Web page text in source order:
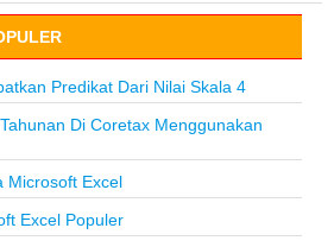
Predikat Dari Nilai Skala 4
Di Coretax Menggunakan
Microsoft Excel
Excel Populer